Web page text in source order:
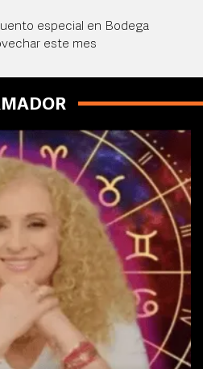
especial en Bodega
este mes